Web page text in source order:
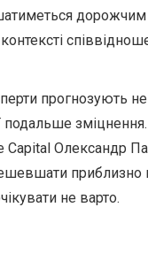
дорожчим
прогнозують
подальше
Capital Олександр
приблизно
не варто.